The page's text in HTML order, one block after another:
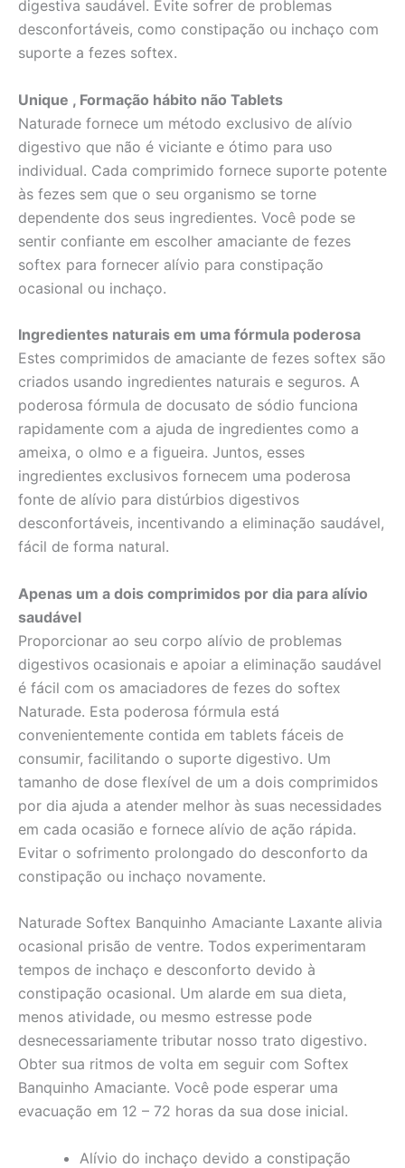
digestiva saudável. Evite sofrer de problemas
desconfortáveis, como constipação ou inchaço com
suporte a fezes softex.
Unique , Formação hábito não Tablets
Naturade fornece um método exclusivo de alívio
digestivo que não é viciante e ótimo para uso
individual. Cada comprimido fornece suporte potente
às fezes sem que o seu organismo se torne
dependente dos seus ingredientes. Você pode se
sentir confiante em escolher amaciante de fezes
softex para fornecer alívio para constipação
ocasional ou inchaço.
Ingredientes naturais em uma fórmula poderosa
Estes comprimidos de amaciante de fezes softex são
criados usando ingredientes naturais e seguros. A
poderosa fórmula de docusato de sódio funciona
rapidamente com a ajuda de ingredientes como a
ameixa, o olmo e a figueira. Juntos, esses
ingredientes exclusivos fornecem uma poderosa
fonte de alívio para distúrbios digestivos
desconfortáveis, incentivando a eliminação saudável,
fácil de forma natural.
Apenas um a dois comprimidos por dia para alívio
saudável
Proporcionar ao seu corpo alívio de problemas
digestivos ocasionais e apoiar a eliminação saudável
é fácil com os amaciadores de fezes do softex
Naturade. Esta poderosa fórmula está
convenientemente contida em tablets fáceis de
consumir, facilitando o suporte digestivo. Um
tamanho de dose flexível de um a dois comprimidos
por dia ajuda a atender melhor às suas necessidades
em cada ocasião e fornece alívio de ação rápida.
Evitar o sofrimento prolongado do desconforto da
constipação ou inchaço novamente.
Naturade Softex Banquinho Amaciante Laxante alivia
ocasional prisão de ventre. Todos experimentaram
tempos de inchaço e desconforto devido à
constipação ocasional. Um alarde em sua dieta,
menos atividade, ou mesmo estresse pode
desnecessariamente tributar nosso trato digestivo.
Obter sua ritmos de volta em seguir com Softex
Banquinho Amaciante. Você pode esperar uma
evacuação em 12 – 72 horas da sua dose inicial.
Alívio do inchaço devido a constipação